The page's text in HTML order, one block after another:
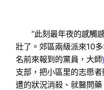
“此刻最年夜的感觸感
壯了。郊區兩級派來10
名前來報到的黨員，大師
支部，把小區里的志愿
遭的狀況消殺、就醫問